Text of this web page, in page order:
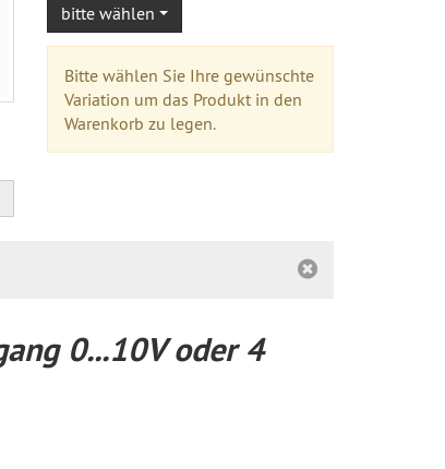
bitte wählen
Bitte wählen Sie Ihre gewünschte
Variation um das Produkt in den
Warenkorb zu legen.
0...10V oder 4